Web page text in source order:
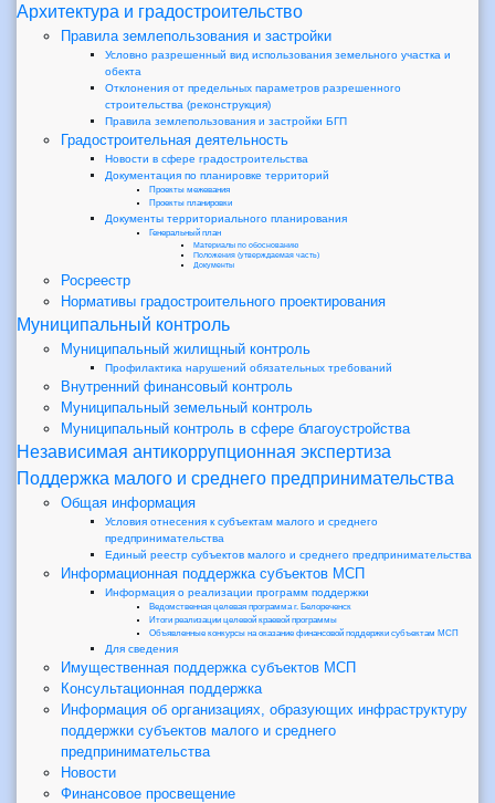
Архитектура и градостроительство
Правила землепользования и застройки
Условно разрешенный вид использования земельного участка и
обекта
Отклонения от предельных параметров разрешенного
строительства (реконструкция)
Правила землепользования и застройки БГП
Градостроительная деятельность
Новости в сфере градостроительства
Документация по планировке территорий
Проекты межевания
Проекты планировки
Документы территориального планирования
Генеральный план
Материалы по обоснованию
Положения (утверждаемая часть)
Документы
Росреестр
Нормативы градостроительного проектирования
Муниципальный контроль
Муниципальный жилищный контроль
Профилактика нарушений обязательных требований
Внутренний финансовый контроль
Муниципальный земельный контроль
Муниципальный контроль в сфере благоустройства
Независимая антикоррупционная экспертиза
Поддержка малого и среднего предпринимательства
Общая информация
Условия отнесения к субъектам малого и среднего
предпринимательства
Единый реестр субъектов малого и среднего предпринимательства
Информационная поддержка субъектов МСП
Информация о реализации программ поддержки
Ведомственная целевая программа г. Белореченск
Итоги реализации целевой краевой программы
Объявленные конкурсы на оказание финансовой поддержки субъектам МСП
Для сведения
Имущественная поддержка субъектов МСП
Консультационная поддержка
Информация об организациях, образующих инфраструктуру
поддержки субъектов малого и среднего
предпринимательства
Новости
Финансовое просвещение